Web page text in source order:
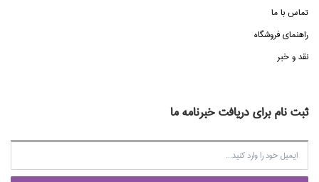
تماس با ما
راهنماي فروشگاه
نقد و خبر
ثبت نام برای دریافت خبرنامه ما